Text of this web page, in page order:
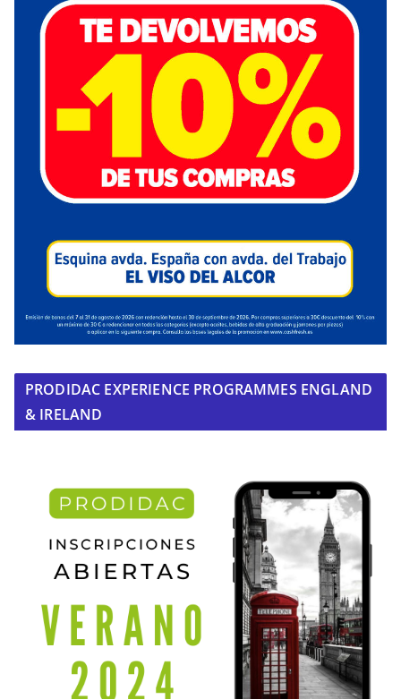
PRODIDAC EXPERIENCE PROGRAMMES ENGLAND
& IRELAND